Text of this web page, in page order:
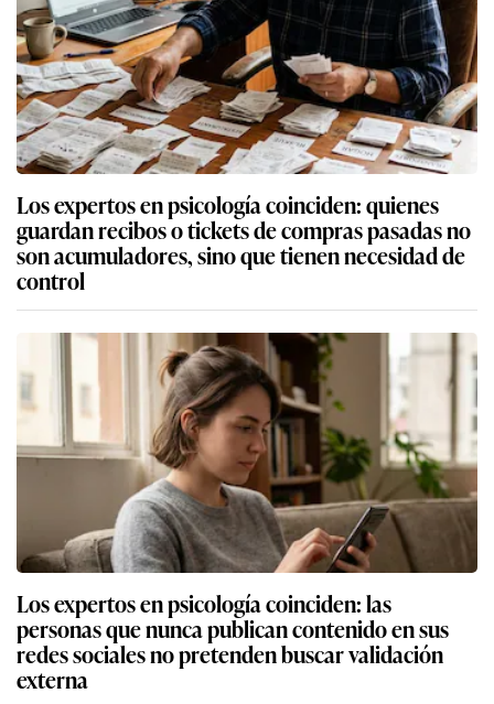
Los expertos en psicología coinciden: quienes
guardan recibos o tickets de compras pasadas no
son acumuladores, sino que tienen necesidad de
control
Los expertos en psicología coinciden: las
personas que nunca publican contenido en sus
redes sociales no pretenden buscar validación
externa